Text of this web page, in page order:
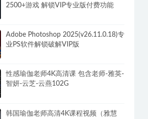
2500+游戏 解锁VIP专业版付费功能
Adobe Photoshop 2025(v26.11.0.18)专
业PS软件解锁破解VIP版
性感瑜伽老师4K高清课 包含老师-雅英-
智妍-云芝-云燕102G
韩国瑜伽老师高清4K课程视频（雅慧